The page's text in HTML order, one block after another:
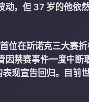
动，但 37 岁的他依
位在斯诺克三大赛
因禁赛事件一度中断
现宣告回归。目前